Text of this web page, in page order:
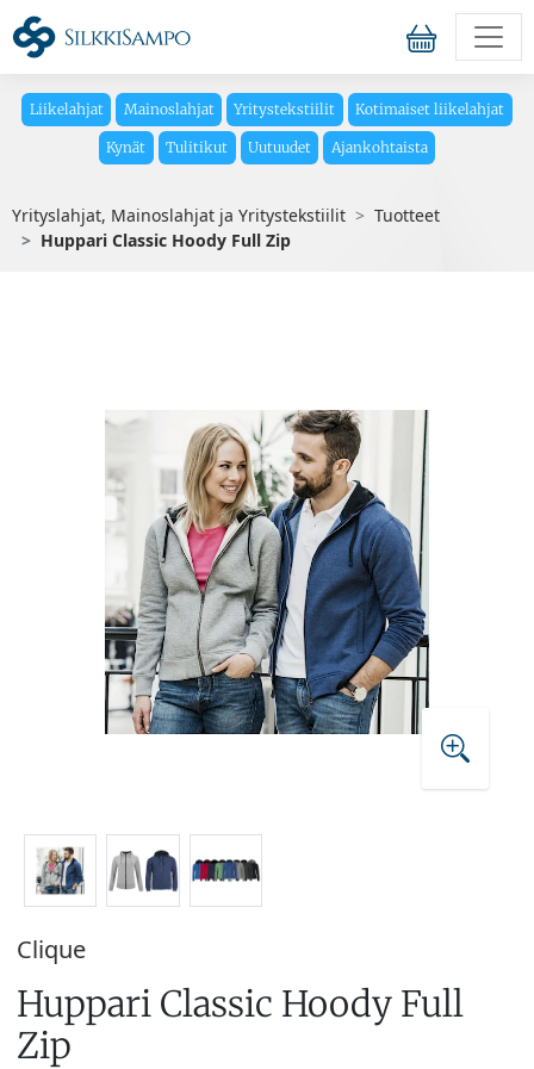
Liikelahjat Mainoslahjat Yritystekstiilit Kotimaiset liikelahjat
Kynät Tulitikut Uutuudet Ajankohtaista
Yrityslahjat, Mainoslahjat ja Yritystekstiilit
Tuotteet
Huppari Classic Hoody Full Zip
Clique
Huppari Classic Hoody Full
Zip